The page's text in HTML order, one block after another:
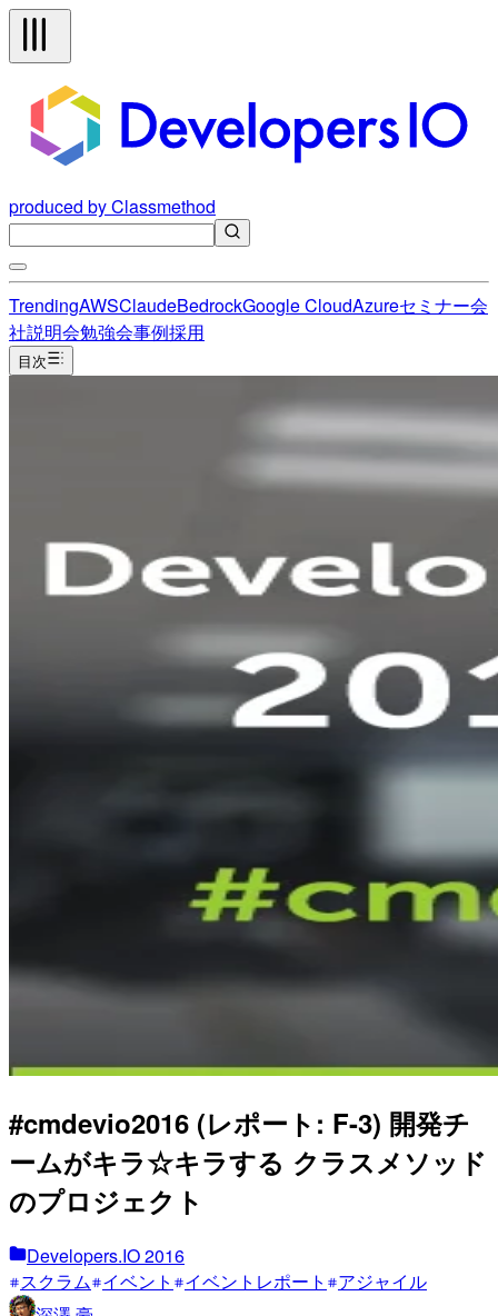
produced by Classmethod
TrendingAWSClaudeBedrockGoogle CloudAzureセミナー会
社説明会勉強会事例採用
目次
#cmdevio2016 (レポート: F-3) 開発チ
ームがキラ☆キラする クラスメソッド
のプロジェクト
Developers.IO 2016
スクラム イベント イベントレポート
アジャイル